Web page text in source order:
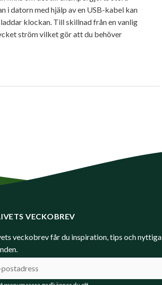
i datorn med hjälp av en USB-kabel kan
klockan. Till skillnad från en vanlig
ström vilket gör att du behöver
VECKOBREV
veckobrev får du inspiration, tips och nyttiga